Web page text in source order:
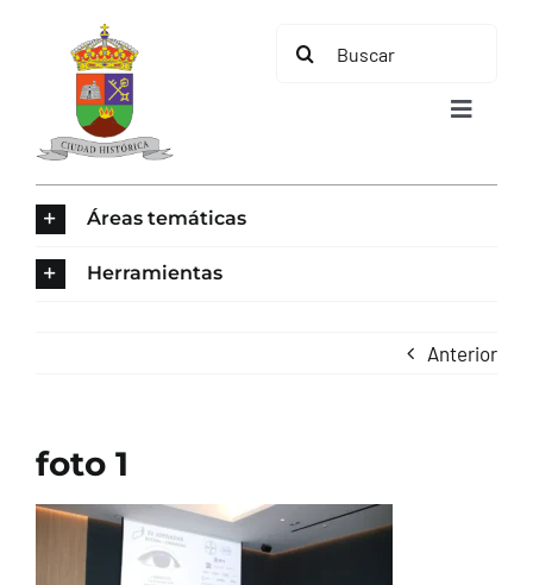
contenido
Buscar:
Toggle
CONTACTO
Áreas temáticas
Herramientas
Anterior
foto 1